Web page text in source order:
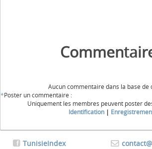
Aucun commentaire dans la base de
*Poster un commentaire :
Uniquement les membres peuvent poster
Identification |
TunisieIndex